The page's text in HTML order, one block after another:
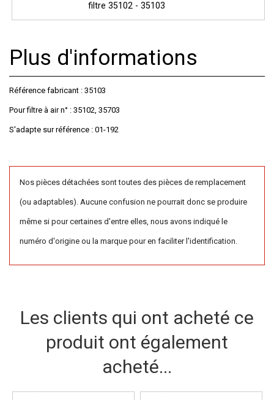
filtre 35102 - 35103
Plus d'informations
Référence fabricant : 35103
Pour filtre à air n° : 35102, 35703
S'adapte sur référence : 01-192
Nos pièces détachées sont toutes des pièces de remplacement
(ou adaptables). Aucune confusion ne pourrait donc se produire
même si pour certaines d'entre elles, nous avons indiqué le
numéro d'origine ou la marque pour en faciliter l'identification.
Les clients qui ont acheté ce
produit ont également
acheté...